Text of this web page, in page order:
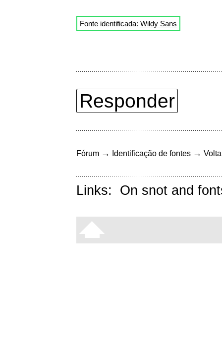
Fonte identificada: Wildy Sans
Responder
Fórum → Identificação de fontes →
Links: On snot and